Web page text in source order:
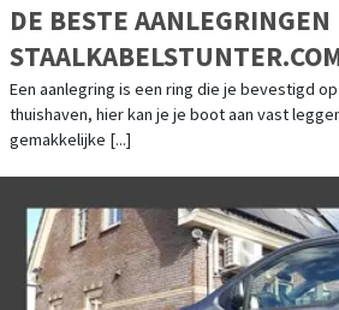
DE BESTE
Een aanlegring is een ring die je bevestigd
thuishaven, hier kan je je boot aan vast
gemakkelijke [...]